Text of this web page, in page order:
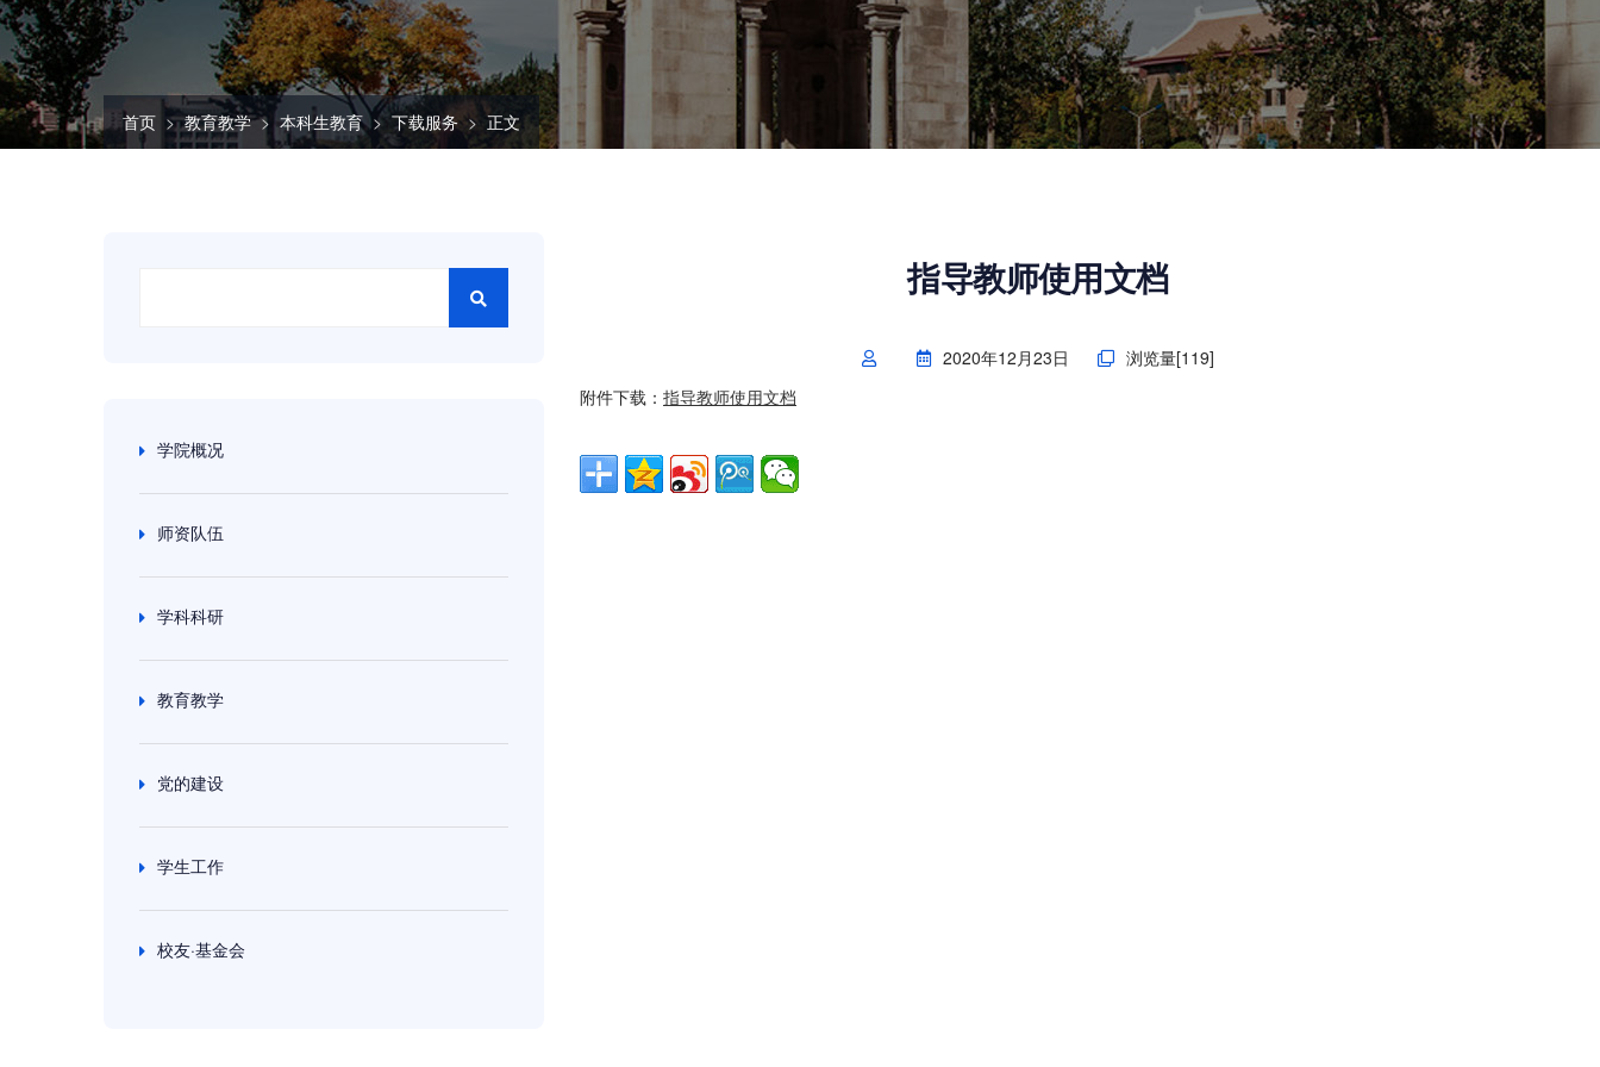
首页 教育教学 本科生教育 下载服务 正文
学院概况
师资队伍
学科科研
教育教学
党的建设
学生工作
校友·基金会
指导教师使用文档
2020年12月23日 浏览量[119]
附件下载： 指导教师使用文档